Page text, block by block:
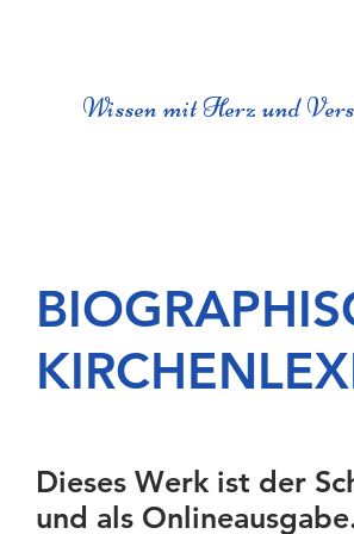
Wissen mit Herz und
Dieses Werk ist der
und als